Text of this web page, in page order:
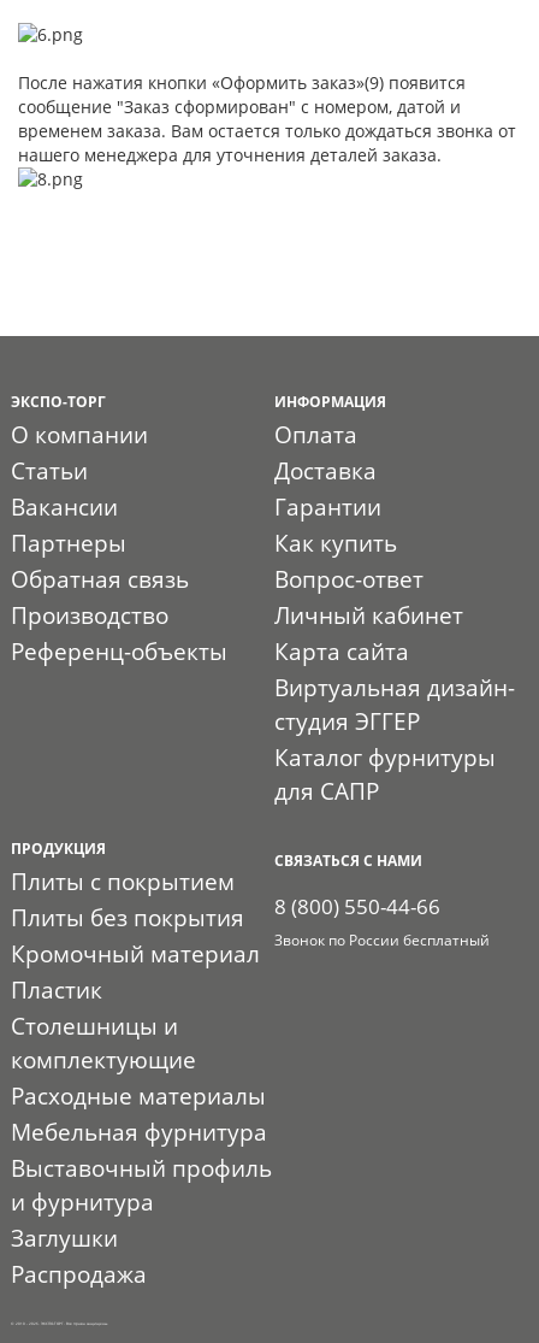
После нажатия кнопки «Оформить заказ»(9) появится
сообщение "Заказ сформирован" с номером, датой и
временем заказа. Вам остается только дождаться звонка от
нашего менеджера для уточнения деталей заказа.
ЭКСПО-ТОРГ
О компании
Статьи
Вакансии
Партнеры
Обратная связь
Производство
Референц-объекты
ИНФОРМАЦИЯ
Оплата
Доставка
Гарантии
Как купить
Вопрос-ответ
Личный кабинет
Карта сайта
Виртуальная дизайн-
студия ЭГГЕР
Каталог фурнитуры
для САПР
ПРОДУКЦИЯ
Плиты с покрытием
Плиты без покрытия
Кромочный материал
Пластик
Столешницы и
комплектующие
Расходные материалы
Мебельная фурнитура
Выставочный профиль
и фурнитура
Заглушки
Распродажа
СВЯЗАТЬСЯ С НАМИ
8 (800) 550-44-66
Звонок по России бесплатный
© 2010 - 2026. ЭКСПО-ТОРГ. Все права защищены.